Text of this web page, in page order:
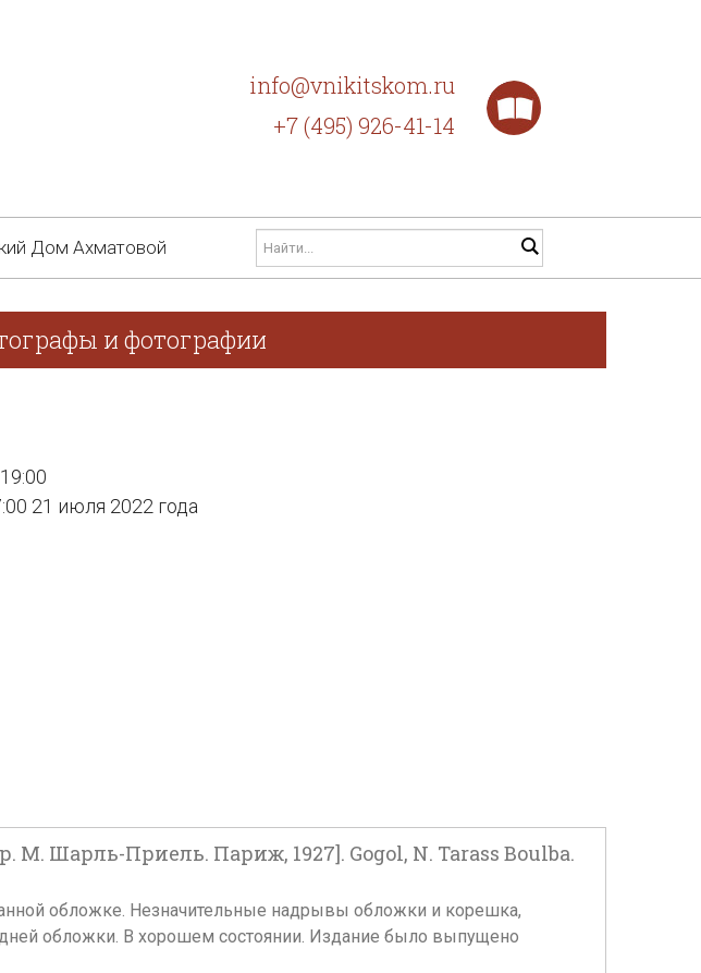
info@vnikitskom.ru
+7 (495) 926-41-14
Дом Ахматовой
и фотографии
21 июля 2022 года
Шарль-Приель. Париж, 1927]. Gogol, N. Tarass Boulba.
обложке. Незначительные надрывы обложки и корешка,
обложки. В хорошем состоянии. Издание было выпущено